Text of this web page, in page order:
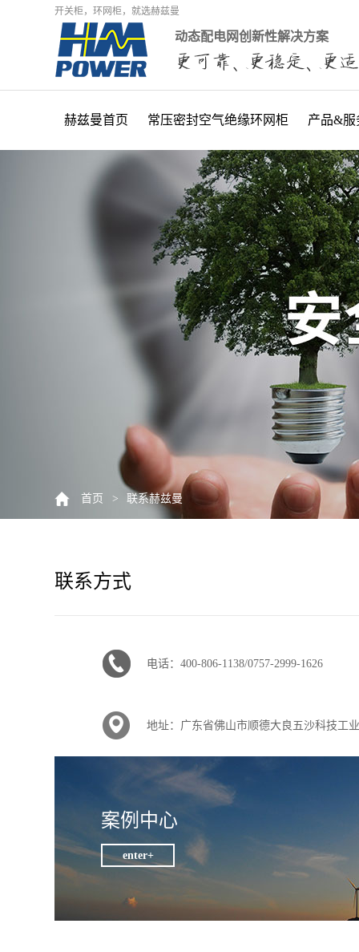
开关柜，环网柜，就选赫兹曼
动态配电网创新性解决方案
赫兹曼首页 常压密封空气绝缘环网柜 产品&服
首页 > 联系赫兹曼
联系方式
电话：400-806-1138/0757-2999-1626
地址：广东省佛山市顺德大良五沙科技工
案例中心
enter+